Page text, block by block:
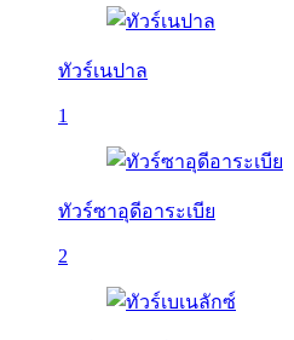
ทัวร์เนปาล
1
ทัวร์ซาอุดีอาระเบีย
2